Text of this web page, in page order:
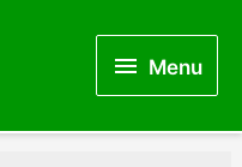
MenuMenu